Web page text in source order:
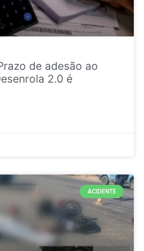
de adesão ao
2.0 é
ACIDENTE